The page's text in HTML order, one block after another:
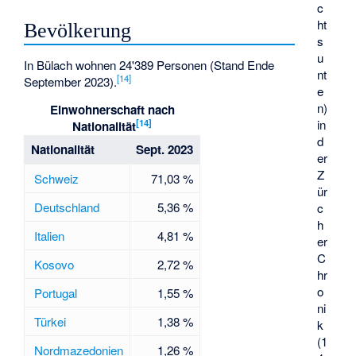
c
ht
s
u
nt
e
n)
in
d
er
Z
ür
c
h
er
C
hr
o
ni
k
(1
Bevölkerung
In Bülach wohnen 24'389 Personen (Stand Ende
September 2023).[14]
Einwohnerschaft nach
Nationalität[14]
Nationalität Sept. 2023
Schweiz
71,03 %
Deutschland
5,36 %
Italien
4,81 %
Kosovo
2,72 %
Portugal
1,55 %
Türkei
1,38 %
Nordmazedonien
1,26 %